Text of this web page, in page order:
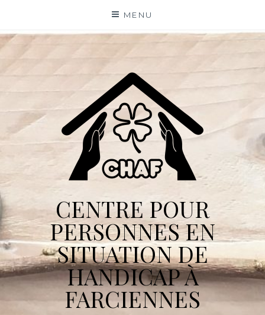
content
MENU
CENTRE POUR
PERSONNES EN
SITUATION DE
HANDICAP À
FARCIENNES